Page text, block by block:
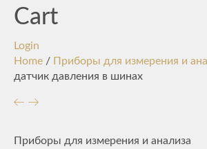
Cart
Login
Home / Приборы для измерения и
датчик давления в шинах
Приборы для измерения и анализа